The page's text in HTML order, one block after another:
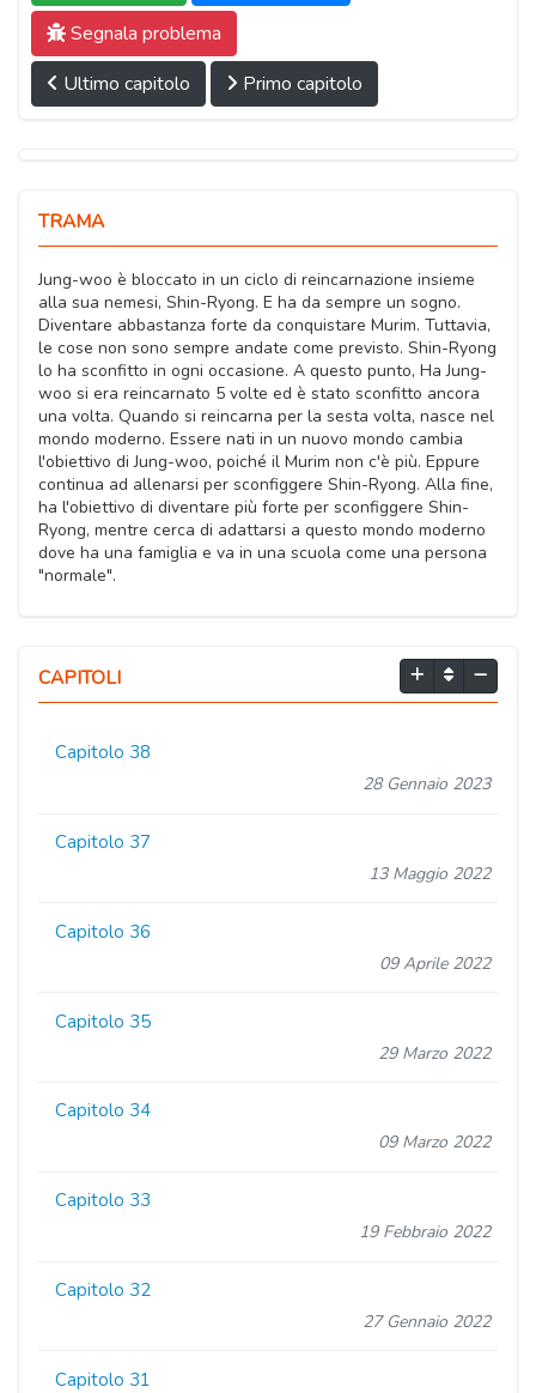
Segnala problema
Ultimo capitolo
Primo capitolo
TRAMA
Jung-woo è bloccato in un ciclo di reincarnazione insieme
alla sua nemesi, Shin-Ryong. E ha da sempre un sogno.
Diventare abbastanza forte da conquistare Murim. Tuttavia,
le cose non sono sempre andate come previsto. Shin-Ryong
lo ha sconfitto in ogni occasione. A questo punto, Ha Jung-
woo si era reincarnato 5 volte ed è stato sconfitto ancora
una volta. Quando si reincarna per la sesta volta, nasce nel
mondo moderno. Essere nati in un nuovo mondo cambia
l'obiettivo di Jung-woo, poiché il Murim non c'è più. Eppure
continua ad allenarsi per sconfiggere Shin-Ryong. Alla fine,
ha l'obiettivo di diventare più forte per sconfiggere Shin-
Ryong, mentre cerca di adattarsi a questo mondo moderno
dove ha una famiglia e va in una scuola come una persona
"normale".
CAPITOLI
Capitolo 38
28 Gennaio 2023
Capitolo 37
13 Maggio 2022
Capitolo 36
09 Aprile 2022
Capitolo 35
29 Marzo 2022
Capitolo 34
09 Marzo 2022
Capitolo 33
19 Febbraio 2022
Capitolo 32
27 Gennaio 2022
Capitolo 31